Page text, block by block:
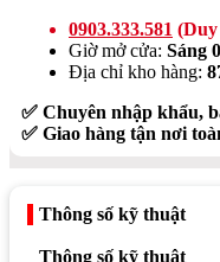
0903.333.581
Giờ mở cửa: Sáng
Địa chỉ kho hàng:
✅ Chuyên nhập khẩu,
✅ Giao hàng tận nơi
Thông số kỹ thuật
Thông số kỹ thuật